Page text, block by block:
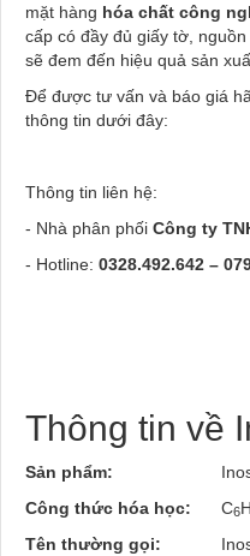
mặt hàng hóa chất công
cấp có đầy đủ giấy tờ,
sẽ đem đến hiệu quả sản
Để được tư vấn và báo giá
thông tin dưới đây:
Thông tin liên hệ:
- Nhà phân phối Công ty
- Hotline: 0328.492.642 –
Thông tin về
Sản phẩm:
Công thức hóa học:
C6H
Tên thường gọi: